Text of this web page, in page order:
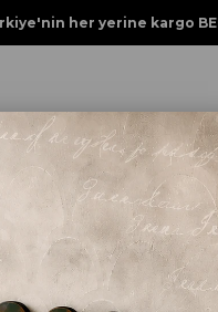
her yerine kargo
2316 RETRO